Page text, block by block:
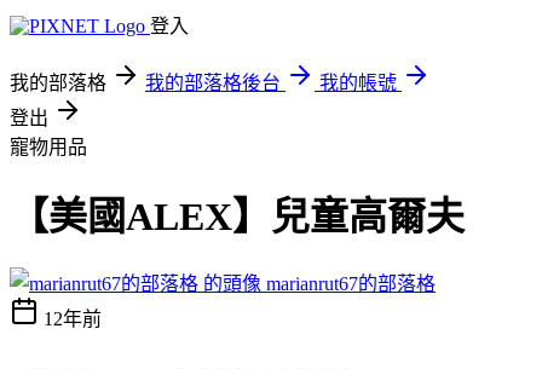
登入
我的部落格 我的部落格後台
我的帳號
登出
寵物用品
【美國ALEX】兒童高爾夫
marianrut67的部落格
12年前